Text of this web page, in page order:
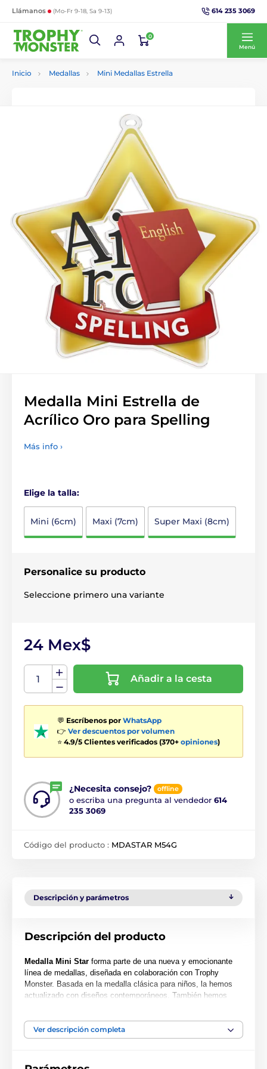
Llámanos (Mo-Fr 9-18, Sa 9-13) 614 235 3069
0
Menú
Inicio Medallas Mini Medallas Estrella
Medalla Mini Estrella de
Acrílico Oro para Spelling
Más info ›
Elige la talla:
Mini (6cm) Maxi (7cm) Super Maxi (8cm)
Personalice su producto
Seleccione primero una variante
24 Mex$
Añadir a la cesta
💬 Escríbenos por WhatsApp
👉 Ver descuentos por volumen
⭐ 4.9/5 Clientes verificados (370+ opiniones)
¿Necesita consejo? offline
o escriba una pregunta al vendedor 614
235 3069
Código del producto : MDASTAR M54G
Descripción y parámetros
Descripción del producto
Medalla Mini Star forma parte de una nueva y emocionante
línea de medallas, diseñada en colaboración con Trophy
Monster. Basada en la medalla clásica para niños, la hemos
actualizado con diseños contemporáneos. También hemos
Cortada en una forma especial, esta medalla presenta una
Ver descripción completa